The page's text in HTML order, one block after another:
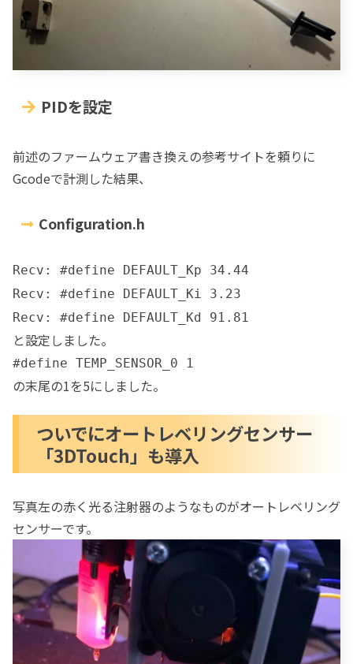
PIDを設定
前述のファームウェア書き換えの参考サイトを頼りに
Gcodeで計測した結果、
Configuration.h
Recv: #define DEFAULT_Kp 34.44
Recv: #define DEFAULT_Ki 3.23
Recv: #define DEFAULT_Kd 91.81
と設定しました。
#define TEMP_SENSOR_0 1
の末尾の1を5にしました。
ついでにオートレベリングセンサー
「3DTouch」も導入
写真左の赤く光る注射器のようなものがオートレベリング
センサーです。